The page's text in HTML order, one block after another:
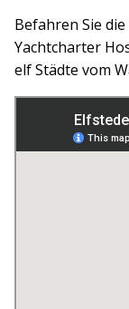
Befahren Sie
Yachtcharter
elf Städte vom